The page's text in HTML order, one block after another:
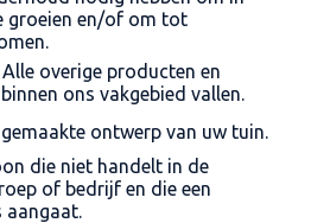
groeien en/of om tot
overige producten en
ons vakgebied vallen.
ontwerp van uw tuin.
die niet handelt in de
of bedrijf en die een
aangaat.